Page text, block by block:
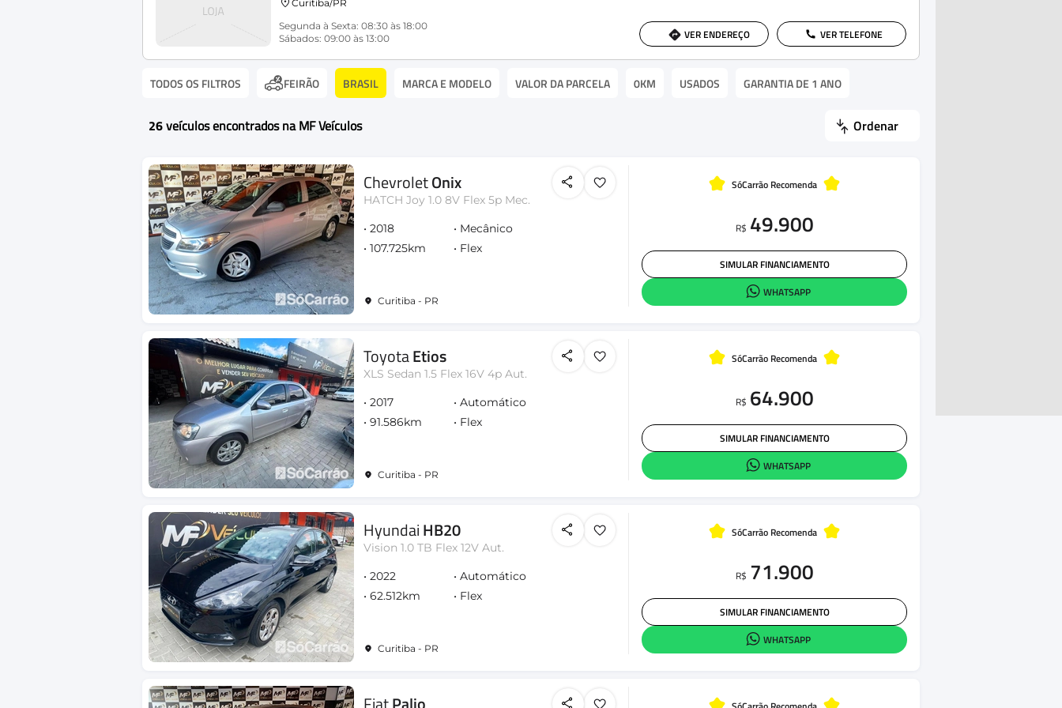
Curitiba/PR
Segunda à Sexta: 08:30 às 18:00
Sábados: 09:00 às 13:00
VER ENDEREÇO VER TELEFONE
TODOS OS FILTROS FEIRÃO BRASIL MARCA E MODELO VALOR DA PARCELA 0KM USADOS GARANTIA DE 1 ANO
26veículos encontrados na MF Veículos Ordenar
ChevroletOnix
HATCH Joy 1.0 8V Flex 5p Mec.
2018
Mecânico
107.725km
Flex
Curitiba - PR
SóCarrão Recomenda
R$ 49.900
SIMULAR FINANCIAMENTO
WHATSAPP
ToyotaEtios
XLS Sedan 1.5 Flex 16V 4p Aut.
2017
Automático
91.586km
Flex
Curitiba - PR
SóCarrão Recomenda
R$ 64.900
SIMULAR FINANCIAMENTO
WHATSAPP
HyundaiHB20
Vision 1.0 TB Flex 12V Aut.
2022
Automático
62.512km
Flex
Curitiba - PR
SóCarrão Recomenda
R$ 71.900
SIMULAR FINANCIAMENTO
WHATSAPP